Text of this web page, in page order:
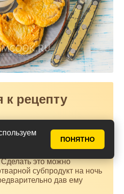
ПОНЯТНО
к рецепту
будет гораздо проще,
или говяжий язык
а после тщательно
это можно
субпродукт на ночь
дав ему